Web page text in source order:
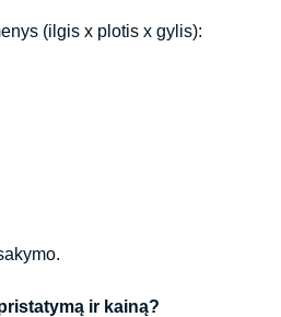
(ilgis x plotis x gylis):
ir kainą?